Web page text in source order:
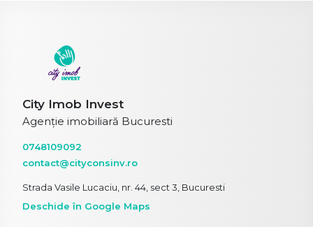
City Imob Invest
Agenție imobiliară Bucuresti
0748109092
contact@cityconsinv.ro
Strada Vasile Lucaciu, nr. 44, sect 3, Bucuresti
Deschide în Google Maps